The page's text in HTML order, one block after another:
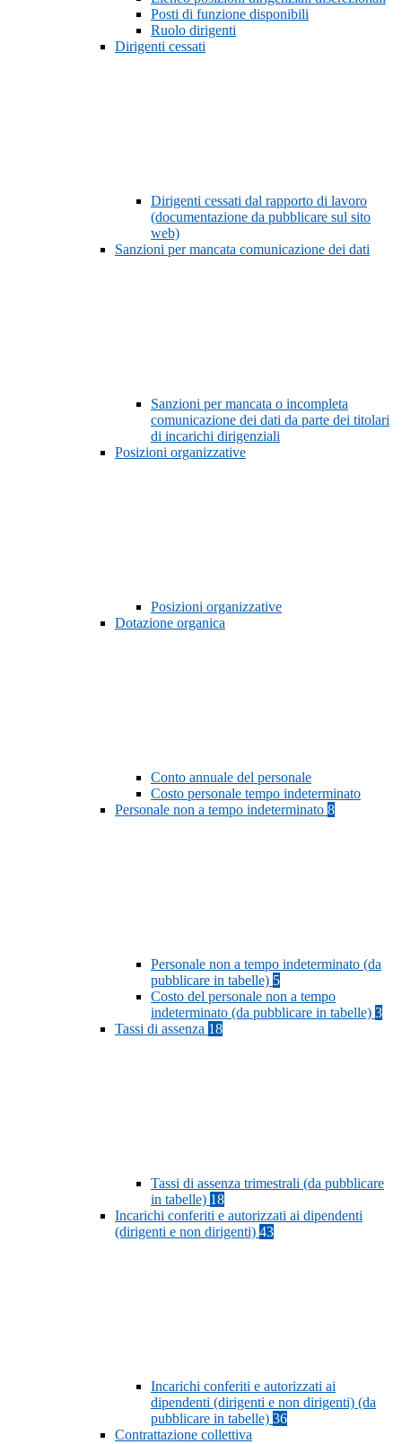
Posti di funzione disponibili
Ruolo dirigenti
Dirigenti cessati
Dirigenti cessati dal rapporto di lavoro
(documentazione da pubblicare sul sito
web)
Sanzioni per mancata comunicazione dei dati
Sanzioni per mancata o incompleta
comunicazione dei dati da parte dei titolari
di incarichi dirigenziali
Posizioni organizzative
Posizioni organizzative
Dotazione organica
Conto annuale del personale
Costo personale tempo indeterminato
Personale non a tempo indeterminato 8
Personale non a tempo indeterminato (da
pubblicare in tabelle) 5
Costo del personale non a tempo
indeterminato (da pubblicare in tabelle) 3
Tassi di assenza 18
Tassi di assenza trimestrali (da pubblicare
in tabelle) 18
Incarichi conferiti e autorizzati ai dipendenti
(dirigenti e non dirigenti) 43
Incarichi conferiti e autorizzati ai
dipendenti (dirigenti e non dirigenti) (da
pubblicare in tabelle) 36
Contrattazione collettiva